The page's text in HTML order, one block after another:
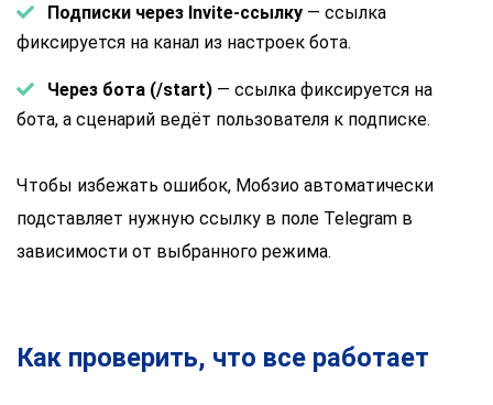
Подписки через Invite-ссылку — ссылка
фиксируется на канал из настроек бота.
Через бота (/start) — ссылка фиксируется на
бота, а сценарий ведёт пользователя к подписке.
Чтобы избежать ошибок, Мобзио автоматически
подставляет нужную ссылку в поле Telegram в
зависимости от выбранного режима.
Как проверить, что все работает